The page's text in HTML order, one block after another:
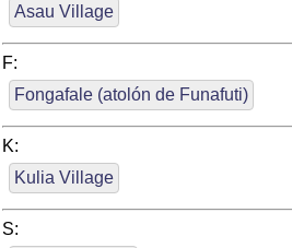
Asau Village
F:
Fongafale (atolón de Funafuti)
K:
Kulia Village
S: